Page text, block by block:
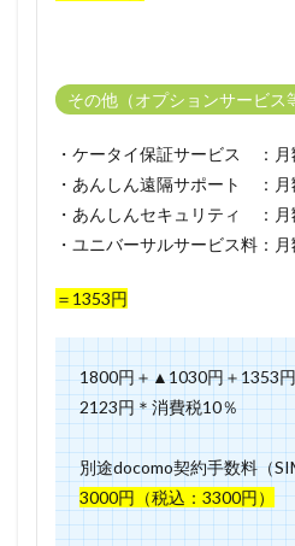
その他（オプションサービス
・ケータイ保証サービス ：月
・あんしん遠隔サポート ：月
・あんしんセキュリティ ：月
・ユニバーサルサービス料：
＝ 1353円
1800円＋▲1030円＋1353
2123円＊消費税10
別途docomo契約手数料（
3000円（税込：3300円）